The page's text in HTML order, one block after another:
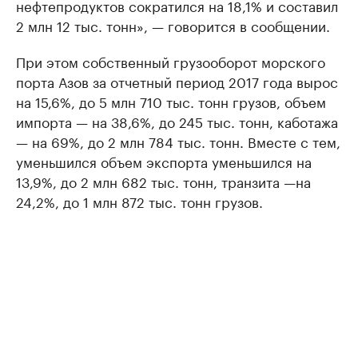
нефтепродуктов сократился на 18,1% и составил
2 млн 12 тыс. тонн», — говорится в сообщении.
При этом собственный грузооборот морского
порта Азов за отчетный период 2017 года вырос
на 15,6%, до 5 млн 710 тыс. тонн грузов, объем
импорта — на 38,6%, до 245 тыс. тонн, каботажа
— на 69%, до 2 млн 784 тыс. тонн. Вместе с тем,
уменьшился объем экспорта уменьшился на
13,9%, до 2 млн 682 тыс. тонн, транзита —на
24,2%, до 1 млн 872 тыс. тонн грузов.